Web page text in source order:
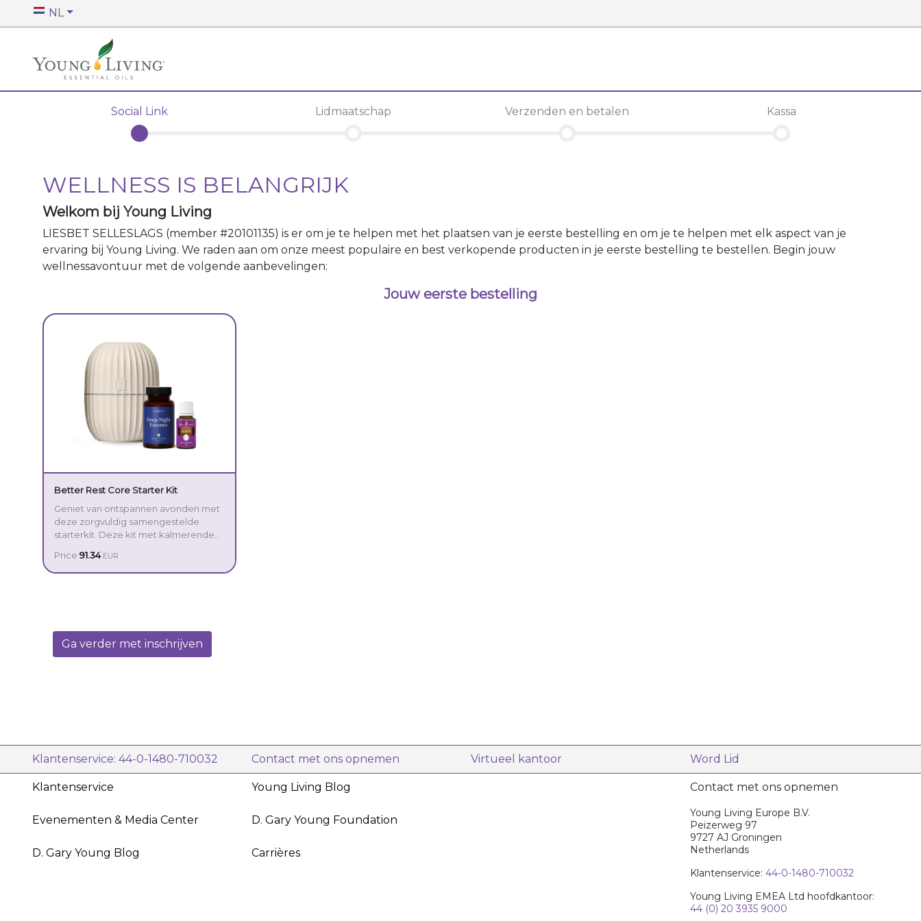
NL
Social Link Lidmaatschap Verzenden en betalen Kassa
WELLNESS IS BELANGRIJK
Welkom bij Young Living
LIESBET SELLESLAGS (member #20101135) is er om je te helpen met het plaatsen van je eerste bestelling en om je te helpen met elk aspect van je
ervaring bij Young Living. We raden aan om onze meest populaire en best verkopende producten in je eerste bestelling te bestellen. Begin jouw
wellnessavontuur met de volgende aanbevelingen:
Jouw eerste bestelling
Better Rest Core Starter Kit
Geniet van ontspannen avonden met
deze zorgvuldig samengestelde
starterkit. Deze kit met kalmerende
producten is ontworpen om je te
helpen een rustgevende
Price:91.34 EUR
Ga verder met inschrijven
Klantenservice: 44-0-1480-710032 Contact met ons opnemen Virtueel kantoor Word Lid
Klantenservice
Evenementen & Media Center
D. Gary Young Blog
Young Living Blog
D. Gary Young Foundation
Carrières
Contact met ons opnemen
Young Living Europe B.V.
Peizerweg 97
9727 AJ Groningen
Netherlands
Klantenservice: 44-0-1480-710032
Young Living EMEA Ltd hoofdkantoor:
44 (0) 20 3935 9000